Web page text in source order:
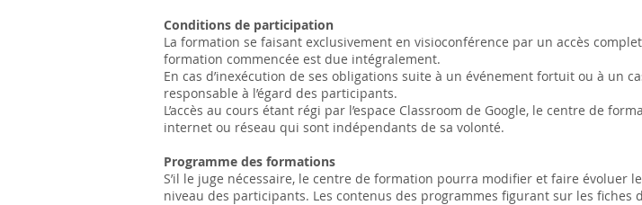
Conditions de participation
La formation se faisant exclusivement en visioconférence par un accès
formation commencée est due intégralement.
En cas d’inexécution de ses obligations suite à un événement fortuit ou à un
responsable à l’égard des participants.
L’accès au cours étant régi par l’espace Classroom de Google, le centre de
internet ou réseau qui sont indépendants de sa volonté.
Programme des formations
S’il le juge nécessaire, le centre de formation pourra modifier et faire
niveau des participants. Les contenus des programmes figurant sur les